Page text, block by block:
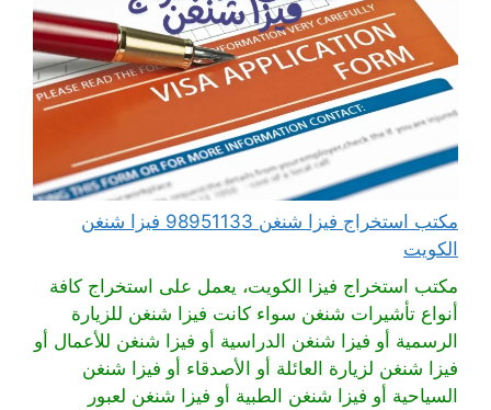
مكتب استخراج فيزا شنغن 98951133 فيزا شنغن
الكويت
مكتب استخراج فيزا الكويت، يعمل على استخراج كافة
أنواع تأشيرات شنغن سواء كانت فيزا شنغن للزيارة
الرسمية أو فيزا شنغن الدراسية أو فيزا شنغن للأعمال أو
فيزا شنغن لزيارة العائلة أو الأصدقاء أو فيزا شنغن
السياحية أو فيزا شنغن الطبية أو فيزا شنغن لعبور